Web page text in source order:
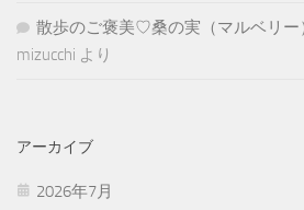
散歩のご褒美♡桑の実（マルベリー
mizucchi より
アーカイブ
2026年7月